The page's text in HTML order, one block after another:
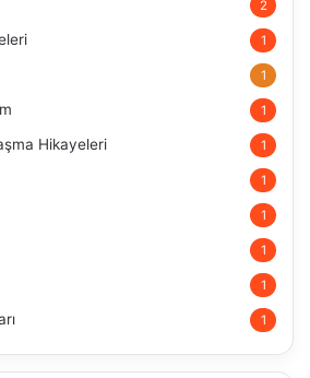
2
1
1
1
Hikayeleri 1
1
1
1
1
1